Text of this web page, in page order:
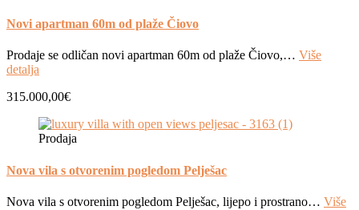
Novi apartman 60m od plaže Čiovo
Prodaje se odličan novi apartman 60m od plaže Čiovo,… Više
detalja
315.000,00€
Prodaja
Nova vila s otvorenim pogledom Pelješac
Nova vila s otvorenim pogledom Pelješac, lijepo i prostrano… Više